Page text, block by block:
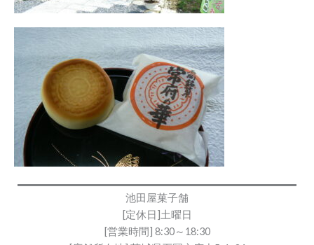
池田屋菓子舗
[定休日]土曜日
[営業時間] 8:30～18:30